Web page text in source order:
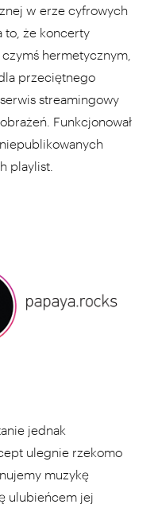
w erze cyfrowych
to, że koncerty
hermetycznym,
przeciętnego
streamingowy
Funkcjonował
playlist.
jednak
ulegnie rzekomo
muzykę
ulubieńcem jej